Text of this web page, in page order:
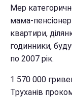
Мер
мама-
квартири,
годинники,
по 2007 рік.
1 570 000
Труханів